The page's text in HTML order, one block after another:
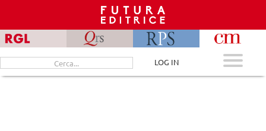
content
Cerca
per:
LOG IN